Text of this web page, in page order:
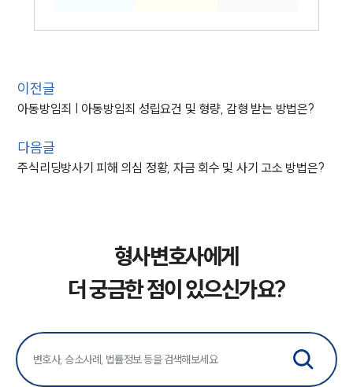
이전글
아동방임죄 | 아동방임죄 성립요건 및 형량, 감형 받는 방법은?
다음글
주식리딩방사기 피해 의심 정황, 자금 회수 및 사기 고소 방법은?
형사변호사에게
더 궁금한 점이 있으신가요?